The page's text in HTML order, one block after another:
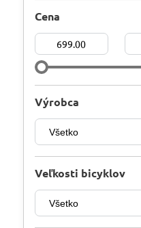
Cena
Od: Do:
Výrobca
Veľkosti bicyklov